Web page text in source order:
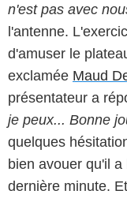
n'est pas avec
l'antenne.
d'amuser le
exclamée Maud
présentateur a
je peux... Bonne
quelques
bien avouer qu'il
dernière minute.